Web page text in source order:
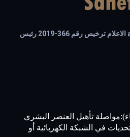
صحافة الكترونية مرخصة وزارة الاعلام ترخيص رقم 366-2019 رئيس
تأهيل العنصر البشري
في الشبكة الكهربائية أو